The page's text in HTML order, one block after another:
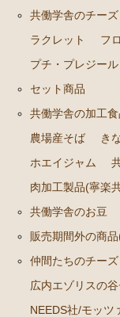
共働学舎のチーズ
ラクレット
フ
プチ・プレジール
セット商品
共働学舎の加工食
農場産そば
き
ホエイジャム
肉加工製品(寧楽
共働学舎のお豆
販売期間外の商
仲間たちのチーズ
広内エゾリスの
NEEDS社/モッツ